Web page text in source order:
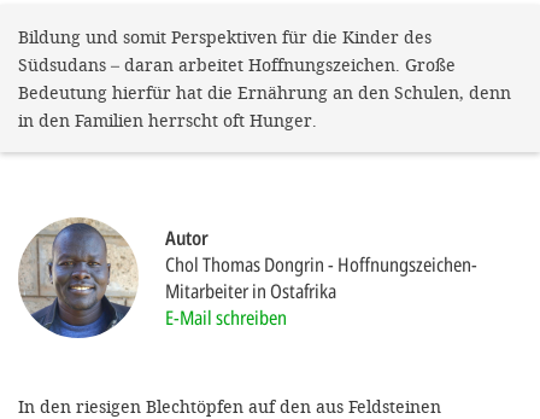
Bildung und somit Perspektiven für die Kinder des
Südsudans – daran arbeitet Hoffnungszeichen. Große
Bedeutung hierfür hat die Ernährung an den Schulen, denn
in den Familien herrscht oft Hunger.
Autor
Chol Thomas Dongrin Hoffnungszeichen-
Mitarbeiter in Ostafrika
E-Mail schreiben
In den riesigen Blechtöpfen auf den aus Feldsteinen
den